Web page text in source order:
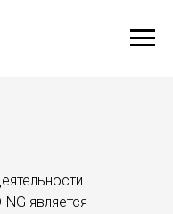
является